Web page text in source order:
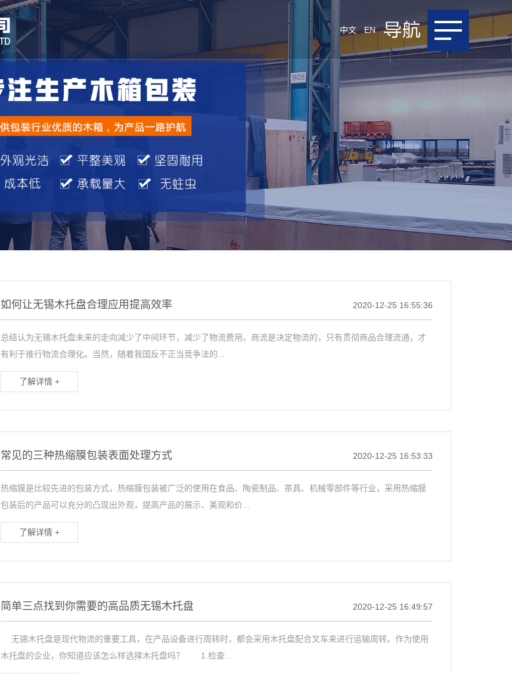
中文 EN
如何让无锡木托盘合理应用提高效率 2020-12-25 16:55:36
总结认为无锡木托盘未来的走向减少了中间环节，减少了物流费用。商流是决定物流的，只有贯彻商品合理流通，才
有利于推行物流合理化。当然，随着我国反不正当竞争法的...
了解详情 +
常见的三种热缩膜包装表面处理方式 2020-12-25 16:53:33
热缩膜是比较先进的包装方式，热缩膜包装被广泛的使用在食品、陶瓷制品、茶具、机械零部件等行业，采用热缩膜
包装后的产品可以充分的凸现出外观，提高产品的展示、美观和价...
了解详情 +
简单三点找到你需要的高品质无锡木托盘 2020-12-25 16:49:57
无锡木托盘是现代物流的重要工具，在产品设备进行周转时，都会采用木托盘配合叉车来进行运输周转。作为使用
木托盘的企业，你知道应该怎么样选择木托盘吗？ 1.检查...